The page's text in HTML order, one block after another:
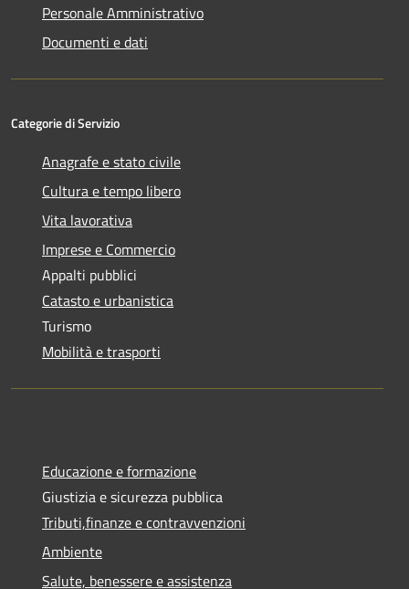
Personale Amministrativo
Documenti e dati
Categorie di Servizio
Anagrafe e stato civile
Cultura e tempo libero
Vita lavorativa
Imprese e Commercio
Appalti pubblici
Catasto e urbanistica
Turismo
Mobilità e trasporti
Educazione e formazione
Giustizia e sicurezza pubblica
Tributi,finanze e contravvenzioni
Ambiente
Salute, benessere e assistenza